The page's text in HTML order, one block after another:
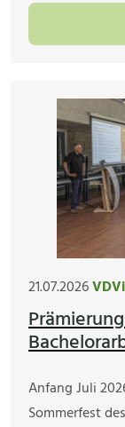
21.07.2026
Anfang Juli
Sommerfest